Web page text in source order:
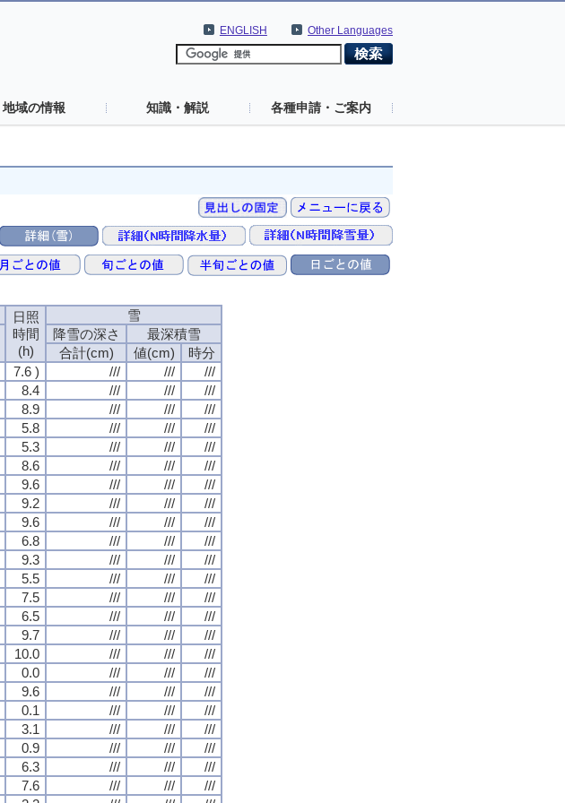
Other Languages
ENGLISH
地域の情報 知識・解説 各種申請・ご案内
日照
時間
(h)
雪
降雪の深さ
最深積雪
合計(cm) 値(cm)
時分
7.6 ) /// ///
///
8.4 /// ///
///
8.9 /// ///
///
5.8 /// ///
///
5.3 /// ///
///
8.6 /// ///
///
9.6 /// ///
///
9.2 /// ///
///
9.6 /// ///
///
6.8 /// ///
///
9.3 /// ///
///
5.5 /// ///
///
7.5 /// ///
///
6.5 /// ///
///
9.7 /// ///
///
10.0 /// ///
///
0.0 /// ///
///
9.6 /// ///
///
0.1 /// ///
///
3.1 /// ///
///
0.9 /// ///
///
6.3 /// ///
///
7.6 /// ///
///